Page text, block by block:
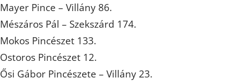
Mayer Pince – Villány 86.
Mészáros Pál – Szekszárd 174.
Mokos Pincészet 133.
Ostoros Pincészet 12.
Ősi Gábor Pincészete – Villány 23.